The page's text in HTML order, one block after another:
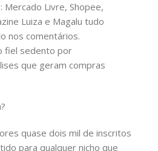
Mercado Livre, Shopee,
Luiza e Magalu tudo
nos comentários.
fiel sedento por
que geram compras
quase dois mil de inscritos
para qualquer nicho que